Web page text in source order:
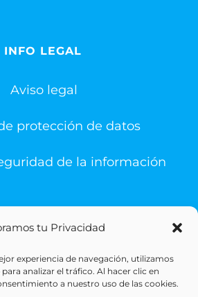
tu Privacidad
experiencia de navegación, utilizamos
analizar el tráfico. Al hacer clic en
a nuestro uso de las cookies.
INFO LEGAL
Aviso legal
protección de datos
de la información
-2026 | Sigesa Sistemas de Gestión
| All Rights Reserved